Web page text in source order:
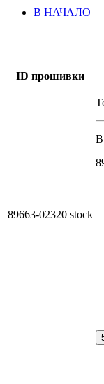
В НАЧАЛО
ID прошивки
89663-02320 stock
В